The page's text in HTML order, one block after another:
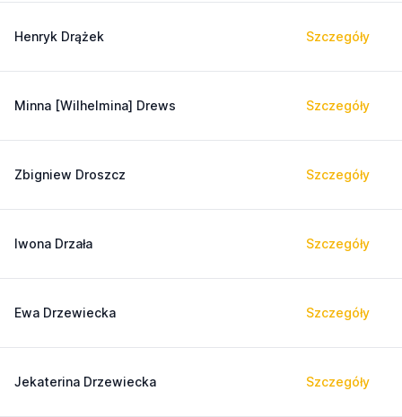
Henryk Drążek Szczegóły
Minna [Wilhelmina] Drews Szczegóły
Zbigniew Droszcz Szczegóły
Iwona Drzała Szczegóły
Ewa Drzewiecka Szczegóły
Jekaterina Drzewiecka Szczegóły